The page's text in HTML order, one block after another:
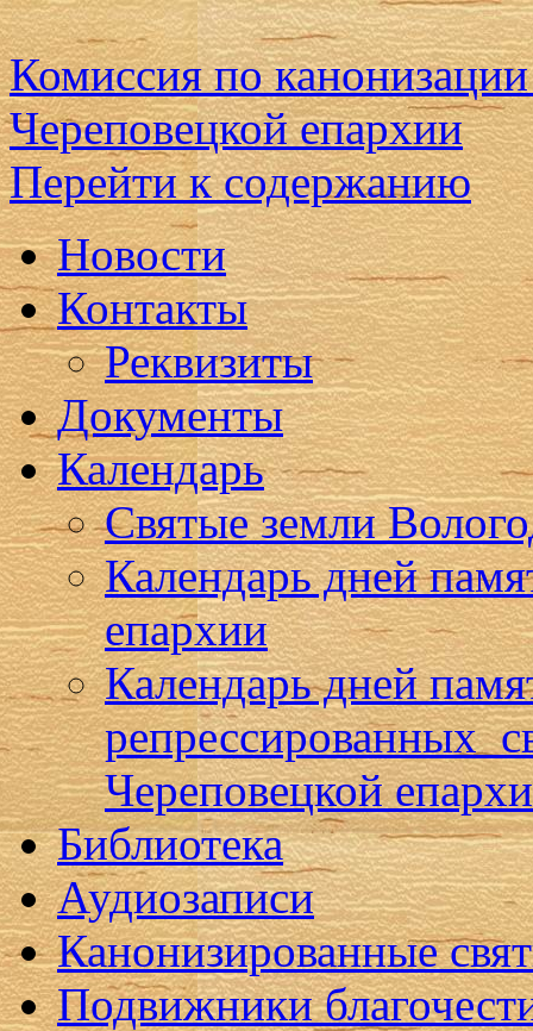
Комиссия по
Череповецкой епархии
Перейти к содержанию
Новости
Контакты
Реквизиты
Документы
Календарь
Святые земли
Календарь дней
епархии
Календарь дней
репрессированных
Череповецкой
Библиотека
Аудиозаписи
Канонизированные
Подвижники